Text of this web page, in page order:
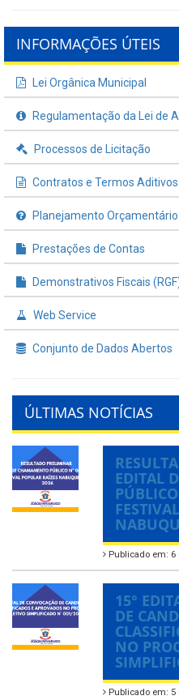
INFORMAÇÕES ÚTEIS
Lei Orgânica Municipal
Regulamentação da Lei de
Processos de Licitação
Contratos e Termos Aditivos
Planejamento Orçamentário
Prestações de Contas
Demonstrativos Fiscais
Web Service
Conjunto de Dados Abertos
ÚLTIMAS NOTÍCIAS
EDITAL
Publicado em: 6
15°
DE
NO
Publicado em: 5